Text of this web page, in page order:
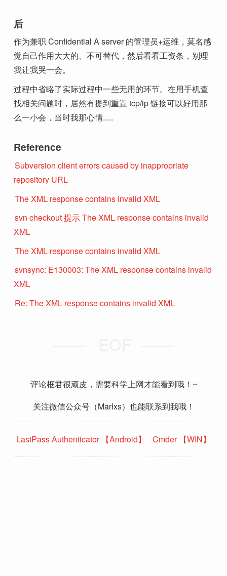
后
作为兼职 Confidential A server 的管理员+运维，莫名感
觉自己作用大大的、不可替代，然后看看工资条，别理
我让我哭一会。
过程中省略了实际过程中一些无用的环节。在用手机查
找相关问题时，居然有提到重置 tcp/ip 链接可以好用那
么一小会，当时我那心情.....
Reference
Subversion client errors caused by inappropriate
repository URL
The XML response contains invalid XML
svn checkout 提示 The XML response contains invalid
XML
The XML response contains invalid XML
svnsync: E130003: The XML response contains invalid
XML
Re: The XML response contains invalid XML
评论框君很顽皮，需要科学上网才能看到哦！~
关注微信公众号（MarIxs）也能联系到我哦！
LastPass Authenticator 【Android】 Cmder 【WIN】